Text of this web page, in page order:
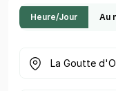
Heure/Jour Au
Où cherchez-